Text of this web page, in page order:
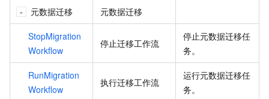
元数据迁移 元数据迁移
StopMigration
Workflow
停止迁移工作流
停止元数据迁移任
务。
RunMigration
Workflow
执行迁移工作流
运行元数据迁移任
务。